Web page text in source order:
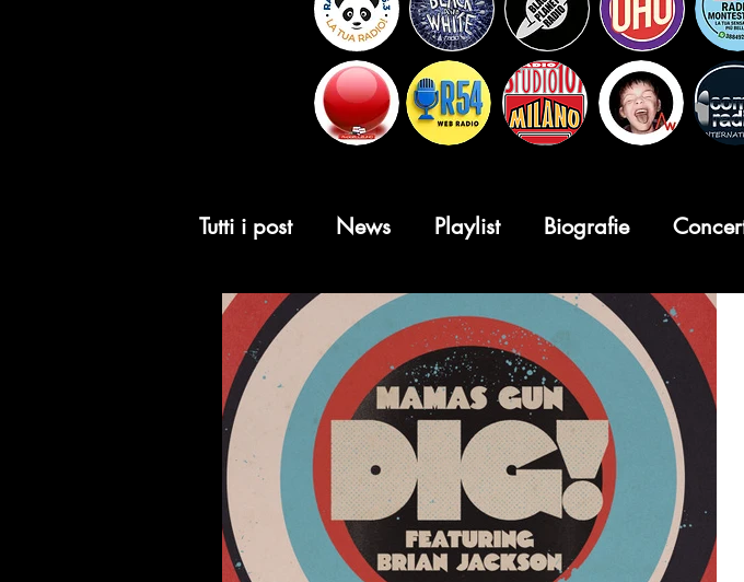
Tutti i post News Playlist Biografie